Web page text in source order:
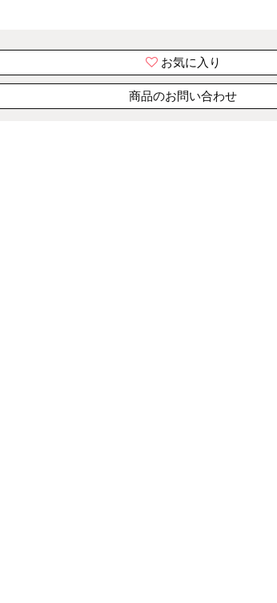
お気に入り
商品のお問い合わせ